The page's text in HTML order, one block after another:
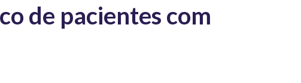
de pacientes com